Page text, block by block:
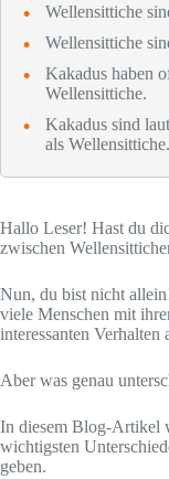
Wellensittiche
Wellensittiche
Kakadus haben
Wellensittiche.
Kakadus sind
als Wellensittiche.
Hallo Leser! Hast du
zwischen
Nun, du bist nicht
viele Menschen mit
interessanten Verhalten
Aber was genau
In diesem Blog-Artikel
wichtigsten
geben.